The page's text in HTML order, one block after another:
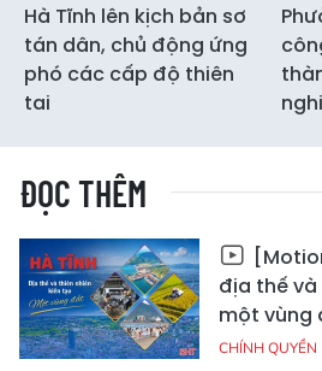
Hà Tĩnh lên kịch bản sơ
tán dân, chủ động ứng
phó các cấp độ thiên
tai
ĐỌC THÊM
địa thế và
một vùng
CHÍNH QUYỀN